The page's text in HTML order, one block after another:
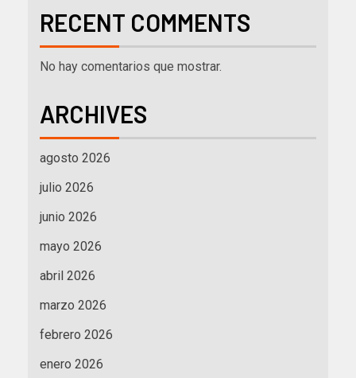
RECENT COMMENTS
No hay comentarios que mostrar.
ARCHIVES
agosto 2026
julio 2026
junio 2026
mayo 2026
abril 2026
marzo 2026
febrero 2026
enero 2026